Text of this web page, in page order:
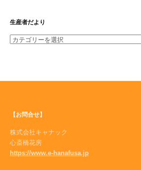
生産者だより
生
よ
【お問合せ】
株式会社キャナック
心斎橋花房
https://www.e-hanafusa.jp